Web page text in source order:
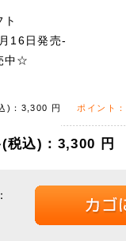
16日発売-
中☆
)： 3,300 円 ポイント：
税込)： 3,300 円